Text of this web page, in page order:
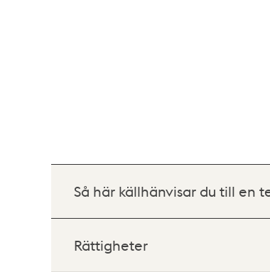
Så här källhänvisar du till en
Rättigheter